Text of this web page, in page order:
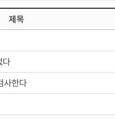
제목
다
사한다